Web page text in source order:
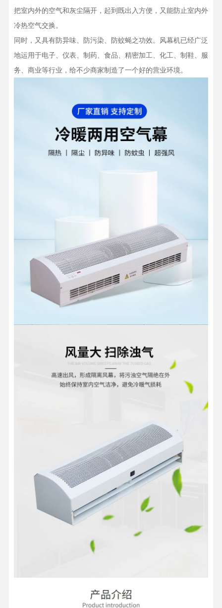
把室内外的空气和灰尘隔开，起到既出入方便，又能防止室内外
冷热空气交换。
同时，又具有防异味、防污染、防蚊蝇之功效。风幕机已经广泛
地运用于电子、仪表、制药、食品、精密加工、化工、制鞋、服
务、商业等行业，给不少商家制造了一个好的营业环境。